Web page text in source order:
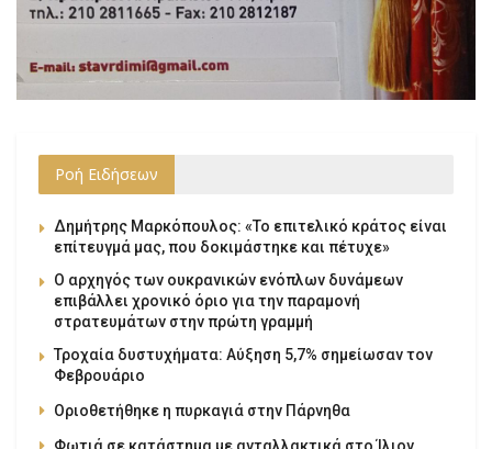
Ροή Ειδήσεων
Δημήτρης Μαρκόπουλος: «Το επιτελικό κράτος είναι
επίτευγμά μας, που δοκιμάστηκε και πέτυχε»
Ο αρχηγός των ουκρανικών ενόπλων δυνάμεων
επιβάλλει χρονικό όριο για την παραμονή
στρατευμάτων στην πρώτη γραμμή
Τροχαία δυστυχήματα: Αύξηση 5,7% σημείωσαν τον
Φεβρουάριο
Οριοθετήθηκε η πυρκαγιά στην Πάρνηθα